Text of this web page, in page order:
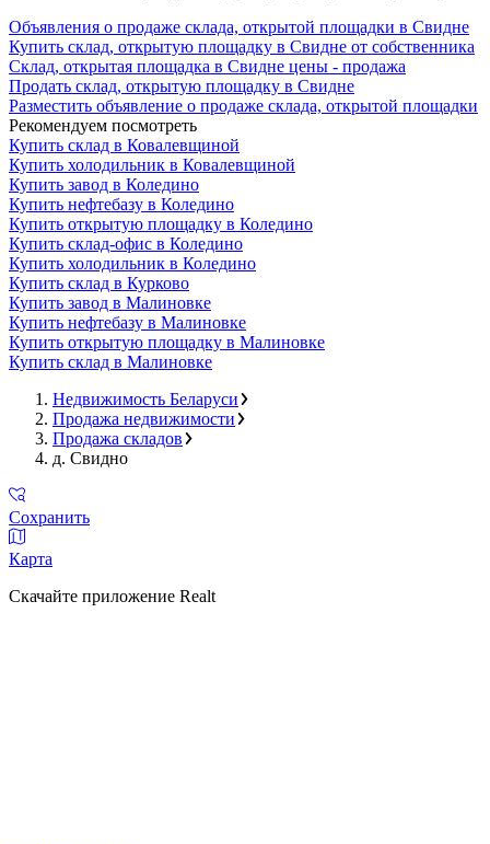
Объявления о продаже склада, открытой площадки в Свидне
Купить склад, открытую площадку в Свидне от собственника
Склад, открытая площадка в Свидне цены - продажа
Продать склад, открытую площадку в Свидне
Разместить объявление о продаже склада, открытой площадки
Рекомендуем посмотреть
Купить склад в Ковалевщиной
Купить холодильник в Ковалевщиной
Купить завод в Коледино
Купить нефтебазу в Коледино
Купить открытую площадку в Коледино
Купить склад-офис в Коледино
Купить холодильник в Коледино
Купить склад в Курково
Купить завод в Малиновке
Купить нефтебазу в Малиновке
Купить открытую площадку в Малиновке
Купить склад в Малиновке
Недвижимость Беларуси
Продажа недвижимости
Продажа складов
д. Свидно
Сохранить
Карта
Скачайте приложение Realt